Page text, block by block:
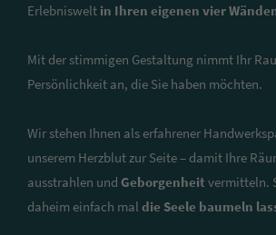
Erlebniswelt in Ihren eigenen vier
Mit der stimmigen Gestaltung nimmt Ihr
Persönlichkeit an, die Sie haben möchten.
Wir stehen Ihnen als erfahrener
unserem Herzblut zur Seite – damit Ihre
ausstrahlen und Geborgenheit vermitteln.
daheim einfach mal die Seele baumeln